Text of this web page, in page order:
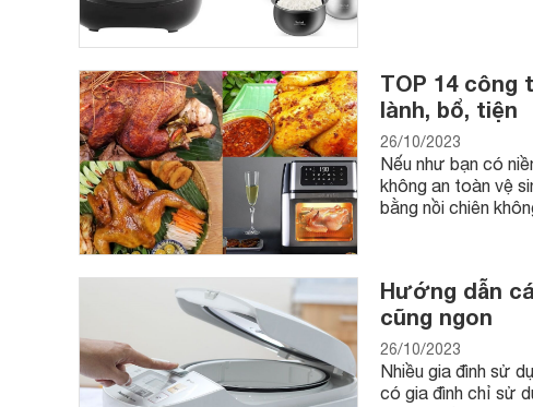
TOP 14 công
lành, bổ, tiện
26/10/2023
Nếu như bạn có
không an toàn vệ
bằng nồi chiên
Hướng dẫn
cũng ngon
26/10/2023
Nhiều gia đình sử
có gia đình chỉ sử